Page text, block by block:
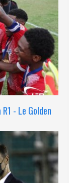
- Le Golden